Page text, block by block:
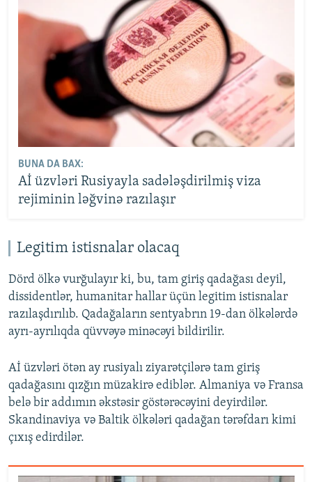
BUNA DA BAX:
Aİ üzvləri Rusiyayla sadələşdirilmiş viza
rejiminin ləğvinə razılaşır
Legitim istisnalar olacaq
Dörd ölkə vurğulayır ki, bu, tam giriş qadağası deyil,
dissidentlər, humanitar hallar üçün legitim istisnalar
razılaşdırılıb. Qadağaların sentyabrın 19-dan ölkələrdə
ayrı-ayrılıqda qüvvəyə minəcəyi bildirilir.
Aİ üzvləri ötən ay rusiyalı ziyarətçilərə tam giriş
qadağasını qızğın müzakirə ediblər. Almaniya və Fransa
belə bir addımın əkstəsir göstərəcəyini deyirdilər.
Skandinaviya və Baltik ölkələri qadağan tərəfdarı kimi
çıxış edirdilər.